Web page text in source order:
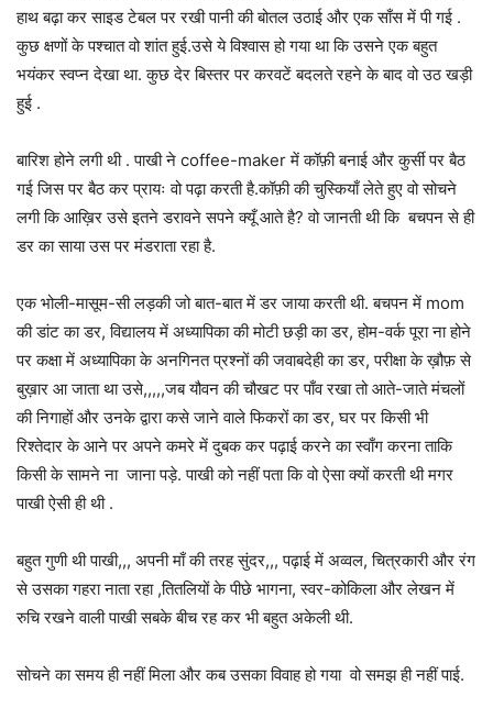
हाथ बढ़ा कर साइड टेबल पर रखी पानी की बोतल उठाई और एक साँस में पी गई .
कुछ क्षणों के पश्चात वो शांत हुई.उसे ये विश्वास हो गया था कि उसने एक बहुत
भयंकर स्वप्न देखा था. कुछ देर बिस्तर पर करवटें बदलते रहने के बाद वो उठ खड़ी
हुई .
बारिश होने लगी थी . पाखी ने coffee-maker में कॉफ़ी बनाई और कुर्सी पर बैठ
गई जिस पर बैठ कर प्रायः वो पढ़ा करती है.कॉफ़ी की चुस्कियाँ लेते हुए वो सोचने
लगी कि आख़िर उसे इतने डरावने सपने क्यूँ आते है? वो जानती थी कि बचपन से ही
डर का साया उस पर मंडराता रहा है.
एक भोली-मासूम-सी लड़की जो बात-बात में डर जाया करती थी. बचपन में mom
की डांट का डर, विद्यालय में अध्यापिका की मोटी छड़ी का डर, होम-वर्क पूरा ना होने
पर कक्षा में अध्यापिका के अनगिनत प्रश्नों की जवाबदेही का डर, परीक्षा के ख़ौफ़ से
बुख़ार आ जाता था उसे,,,,,जब यौवन की चौखट पर पाँव रखा तो आते-जाते मंचलों
की निगाहों और उनके द्वारा कसे जाने वाले फिकरों का डर, घर पर किसी भी
रिश्तेदार के आने पर अपने कमरे में दुबक कर पढ़ाई करने का स्वाँग करना ताकि
किसी के सामने ना जाना पड़े. पाखी को नहीं पता कि वो ऐसा क्यों करती थी मगर
पाखी ऐसी ही थी .
बहुत गुणी थी पाखी,,, अपनी माँ की तरह सुंदर,,, पढ़ाई में अव्वल, चित्रकारी और रंग
से उसका गहरा नाता रहा ,तितलियों के पीछे भागना, स्वर-कोकिला और लेखन में
रुचि रखने वाली पाखी सबके बीच रह कर भी बहुत अकेली थी.
सोचने का समय ही नहीं मिला और कब उसका विवाह हो गया वो समझ ही नहीं पाई.